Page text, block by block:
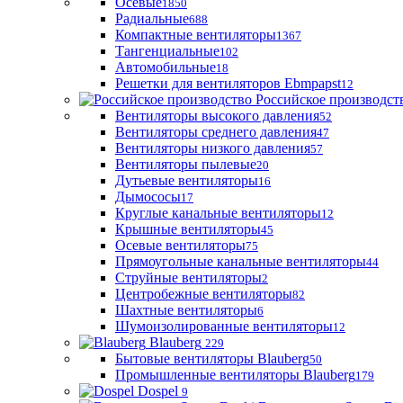
1850
Радиальные688
Компактные вентиляторы1367
Тангенциальные102
Автомобильные18
Решетки для вентиляторов Ebmpapst12
Российское
Вентиляторы высокого давления52
Вентиляторы среднего давления47
Вентиляторы низкого давления57
Вентиляторы пылевые20
Дутьевые вентиляторы16
Дымососы17
Круглые канальные вентиляторы12
Крышные вентиляторы45
Осевые вентиляторы75
Прямоугольные канальные вентиляторы44
Струйные вентиляторы2
Центробежные вентиляторы82
Шахтные вентиляторы6
Шумоизолированные вентиляторы12
Blauberg 229
Бытовые вентиляторы Blauberg50
Промышленные вентиляторы Blauberg179
Dospel 9